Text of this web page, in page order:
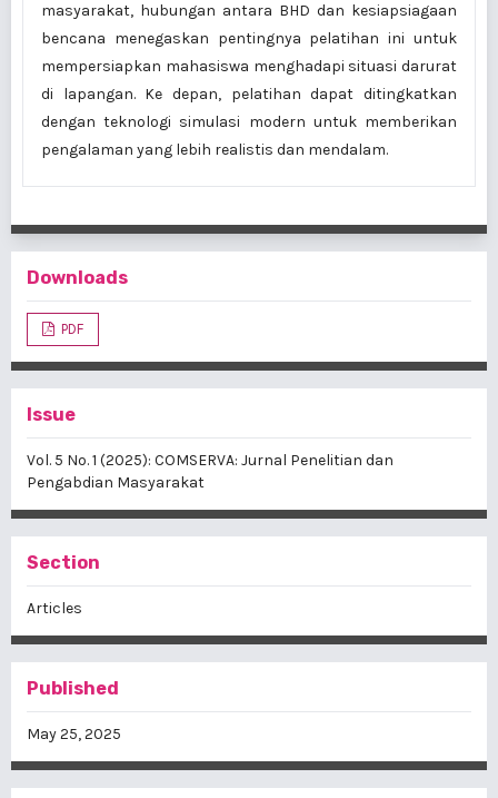
masyarakat, hubungan antara BHD dan kesiapsiagaan
bencana menegaskan pentingnya pelatihan ini untuk
mempersiapkan mahasiswa menghadapi situasi darurat
di lapangan. Ke depan, pelatihan dapat ditingkatkan
dengan teknologi simulasi modern untuk memberikan
pengalaman yang lebih realistis dan mendalam.
Downloads
PDF
Issue
Vol. 5 No. 1 (2025): COMSERVA: Jurnal Penelitian dan
Pengabdian Masyarakat
Section
Articles
Published
May 25, 2025